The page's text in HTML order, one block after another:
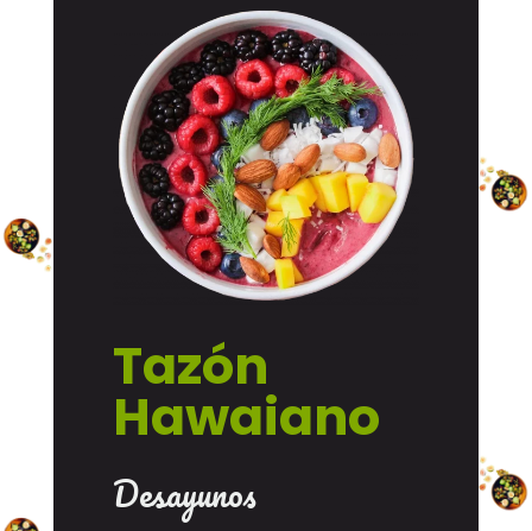
Tazón
Hawaiano
Desayunos